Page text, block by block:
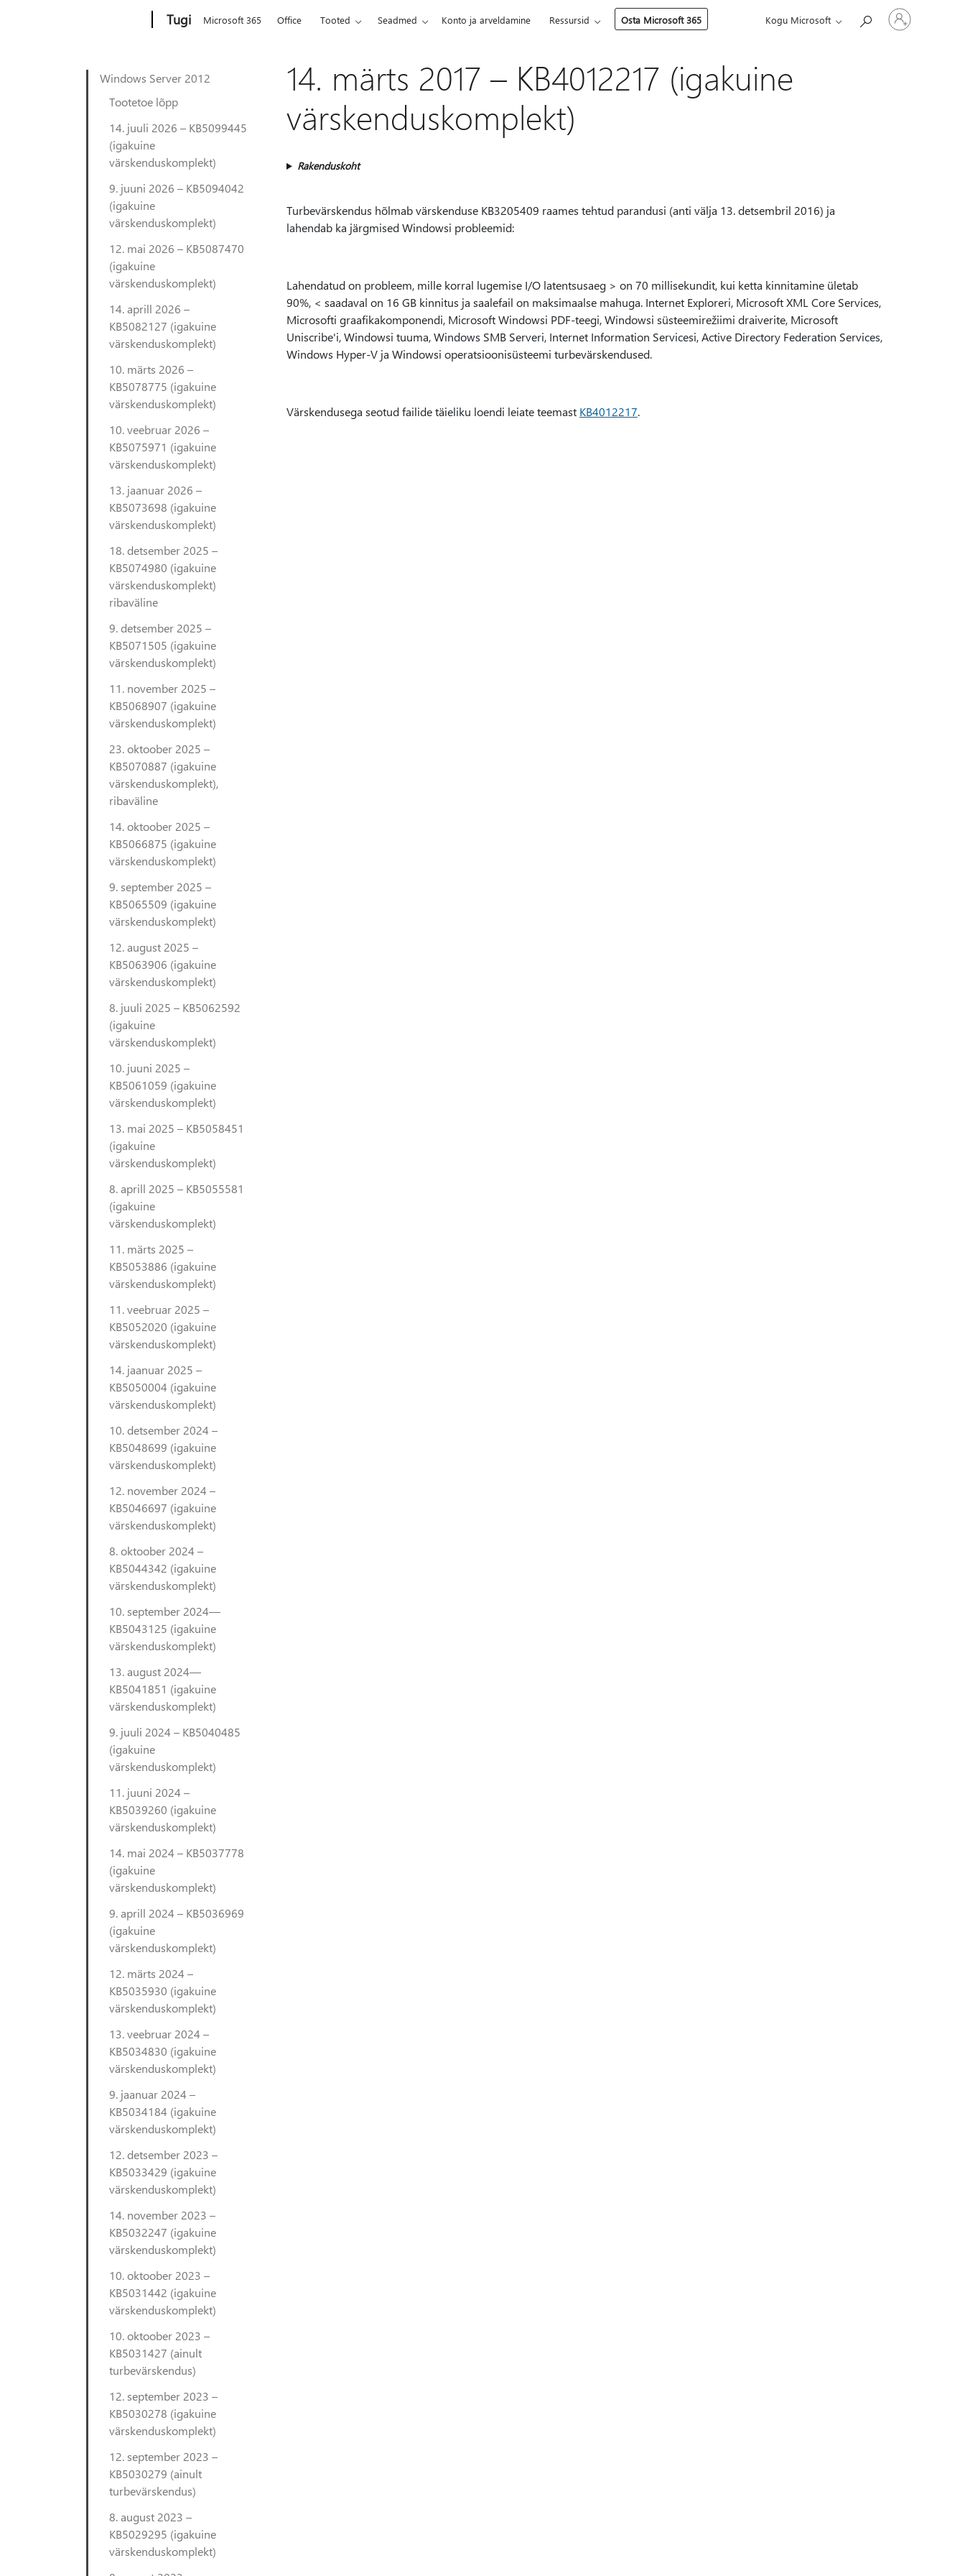
Tugi Microsoft 365 Office Tooted Seadmed Konto ja arveldamine Ressursid Osta Microsoft 365 Kogu Microsoft
Logige
sisse
oma
Windows Server 2012
Tootetoe lõpp
14. juuli 2026 – KB5099445
(igakuine
värskenduskomplekt)
9. juuni 2026 – KB5094042
(igakuine
värskenduskomplekt)
12. mai 2026 – KB5087470
(igakuine
värskenduskomplekt)
14. aprill 2026 –
KB5082127 (igakuine
värskenduskomplekt)
10. märts 2026 –
KB5078775 (igakuine
värskenduskomplekt)
10. veebruar 2026 –
KB5075971 (igakuine
värskenduskomplekt)
13. jaanuar 2026 –
KB5073698 (igakuine
värskenduskomplekt)
18. detsember 2025 –
KB5074980 (igakuine
värskenduskomplekt)
ribaväline
9. detsember 2025 –
KB5071505 (igakuine
värskenduskomplekt)
11. november 2025 –
KB5068907 (igakuine
värskenduskomplekt)
23. oktoober 2025 –
KB5070887 (igakuine
värskenduskomplekt),
ribaväline
14. oktoober 2025 –
KB5066875 (igakuine
värskenduskomplekt)
9. september 2025 –
KB5065509 (igakuine
värskenduskomplekt)
12. august 2025 –
KB5063906 (igakuine
värskenduskomplekt)
8. juuli 2025 – KB5062592
(igakuine
värskenduskomplekt)
10. juuni 2025 –
KB5061059 (igakuine
värskenduskomplekt)
13. mai 2025 – KB5058451
(igakuine
värskenduskomplekt)
8. aprill 2025 – KB5055581
(igakuine
värskenduskomplekt)
11. märts 2025 –
KB5053886 (igakuine
värskenduskomplekt)
11. veebruar 2025 –
KB5052020 (igakuine
värskenduskomplekt)
14. jaanuar 2025 –
KB5050004 (igakuine
värskenduskomplekt)
10. detsember 2024 –
KB5048699 (igakuine
värskenduskomplekt)
12. november 2024 –
KB5046697 (igakuine
värskenduskomplekt)
8. oktoober 2024 –
KB5044342 (igakuine
värskenduskomplekt)
10. september 2024—
KB5043125 (igakuine
värskenduskomplekt)
13. august 2024—
KB5041851 (igakuine
värskenduskomplekt)
9. juuli 2024 – KB5040485
(igakuine
värskenduskomplekt)
11. juuni 2024 –
KB5039260 (igakuine
värskenduskomplekt)
14. mai 2024 – KB5037778
(igakuine
värskenduskomplekt)
9. aprill 2024 – KB5036969
(igakuine
värskenduskomplekt)
12. märts 2024 –
KB5035930 (igakuine
värskenduskomplekt)
13. veebruar 2024 –
KB5034830 (igakuine
värskenduskomplekt)
9. jaanuar 2024 –
KB5034184 (igakuine
värskenduskomplekt)
12. detsember 2023 –
KB5033429 (igakuine
värskenduskomplekt)
14. november 2023 –
KB5032247 (igakuine
värskenduskomplekt)
10. oktoober 2023 –
KB5031442 (igakuine
värskenduskomplekt)
10. oktoober 2023 –
KB5031427 (ainult
turbevärskendus)
12. september 2023 –
KB5030278 (igakuine
värskenduskomplekt)
12. september 2023 –
KB5030279 (ainult
turbevärskendus)
8. august 2023 –
KB5029295 (igakuine
värskenduskomplekt)
14. märts 2017 – KB4012217 (igakuine
värskenduskomplekt)
Rakenduskoht
Turbevärskendus hõlmab värskenduse KB3205409 raames tehtud parandusi (anti välja 13. detsembril 2016) ja
lahendab ka järgmised Windowsi probleemid:
Lahendatud on probleem, mille korral lugemise I/O latentsusaeg > on 70 millisekundit, kui ketta kinnitamine ületab
90%, < saadaval on 16 GB kinnitus ja saalefail on maksimaalse mahuga. Internet Exploreri, Microsoft XML Core Services,
Microsofti graafikakomponendi, Microsoft Windowsi PDF-teegi, Windowsi süsteemirežiimi draiverite, Microsoft
Uniscribe'i, Windowsi tuuma, Windows SMB Serveri, Internet Information Servicesi, Active Directory Federation Services,
Windows Hyper-V ja Windowsi operatsioonisüsteemi turbevärskendused.
Värskendusega seotud failide täieliku loendi leiate teemast KB4012217.